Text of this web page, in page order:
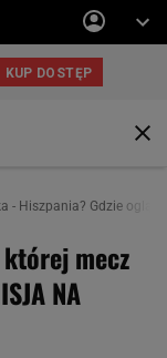
- Hiszpania? Gdzie
mecz
NA